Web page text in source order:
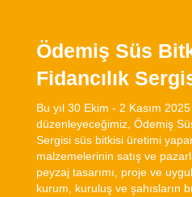
Ödemiş Süs
Fidancılık
Bu yıl 30 Ekim - 2 Kasım
düzenleyeceğimiz, Ödemiş
Sergisi süs bitkisi üretimi
malzemelerinin satış ve
peyzaj tasarımı, proje ve
kurum, kuruluş ve şahısların